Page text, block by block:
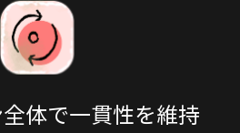
体で一貫性を維持